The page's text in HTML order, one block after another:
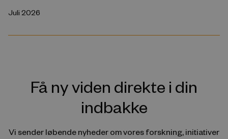
Juli 2026
Få ny viden direkte i din
indbakke
Vi sender løbende nyheder om vores forskning, initiativer